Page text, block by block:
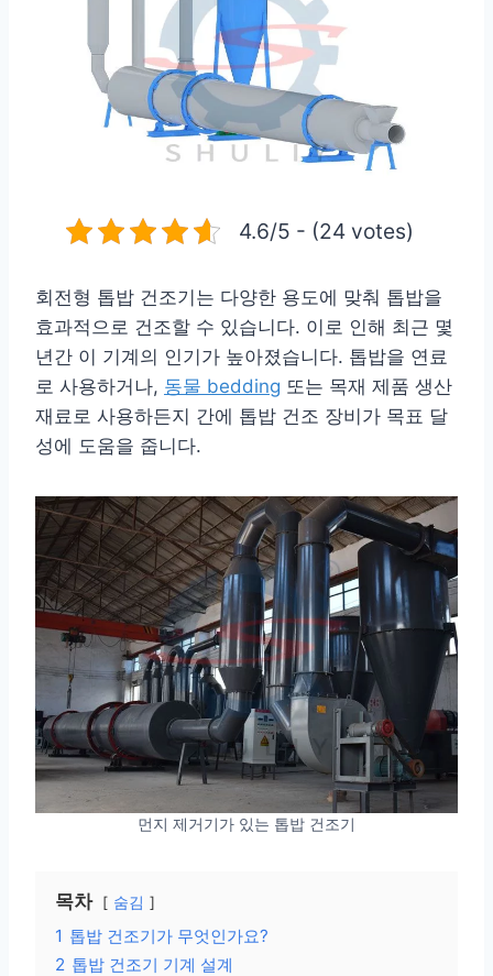
4.6/5 - (24 votes)
회전형 톱밥 건조기는 다양한 용도에 맞춰 톱밥을
효과적으로 건조할 수 있습니다. 이로 인해 최근 몇
년간 이 기계의 인기가 높아졌습니다. 톱밥을 연료
로 사용하거나, 동물 bedding 또는 목재 제품 생산
재료로 사용하든지 간에 톱밥 건조 장비가 목표 달
성에 도움을 줍니다.
먼지 제거기가 있는 톱밥 건조기
목차 숨김
1 톱밥 건조기가 무엇인가요?
2 톱밥 건조기 기계 설계